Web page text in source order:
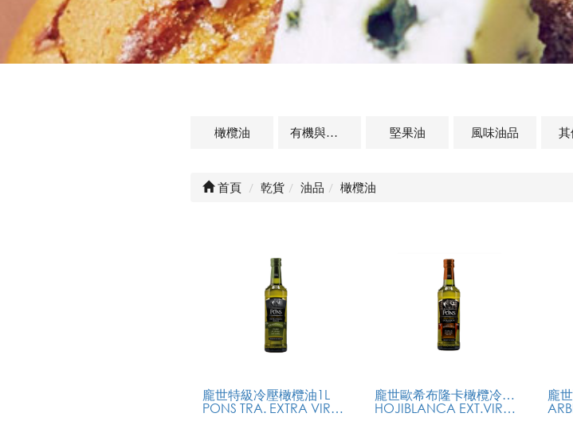
橄欖油 有機與天然油品 堅果油 風味油品
首頁 乾貨 油品 橄欖油
龐世特級冷壓橄欖油1L
PONS TRA. EXTRA VIRGIN OLIVE OIL
龐世歐希布隆卡橄欖冷壓橄欖油250ML
HOJIBLANCA EXT.VIRGIN OLIVE OIL